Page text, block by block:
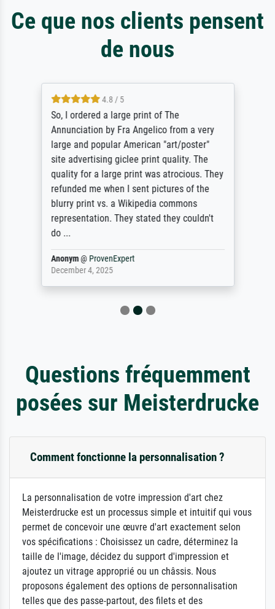
Ce que nos clients pensent
de nous
4.8 / 5
So, I ordered a large print of The
Annunciation by Fra Angelico from a very
large and popular American "art/poster"
site advertising giclee print quality. The
quality for a large print was atrocious. They
refunded me when I sent pictures of the
blurry print vs. a Wikipedia commons
representation. They stated they couldn't
do ...
Anonym@ ProvenExpert
December 4, 2025
Questions fréquemment
posées sur Meisterdrucke
Comment fonctionne la personnalisation ?
La personnalisation de votre impression d'art chez
Meisterdrucke est un processus simple et intuitif qui vous
permet de concevoir une œuvre d'art exactement selon
vos spécifications : Choisissez un cadre, déterminez la
taille de l'image, décidez du support d'impression et
ajoutez un vitrage approprié ou un châssis. Nous
proposons également des options de personnalisation
telles que des passe-partout, des filets et des